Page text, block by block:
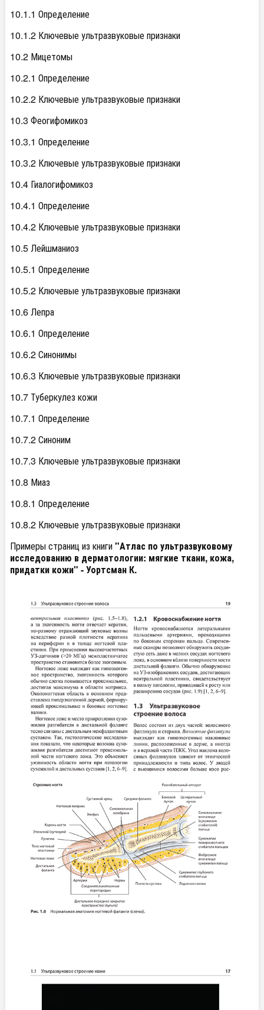
10.1.1 Определение
10.1.2 Ключевые ультразвуковые признаки
10.2 Мицетомы
10.2.1 Определение
10.2.2 Ключевые ультразвуковые признаки
10.3 Феогифомикоз
10.3.1 Определение
10.3.2 Ключевые ультразвуковые признаки
10.4 Гиалогифомикоз
10.4.1 Определение
10.4.2 Ключевые ультразвуковые признаки
10.5 Лейшманиоз
10.5.1 Определение
10.5.2 Ключевые ультразвуковые признаки
10.6 Лепра
10.6.1 Определение
10.6.2 Синонимы
10.6.3 Ключевые ультразвуковые признаки
10.7 Туберкулез кожи
10.7.1 Определение
10.7.2 Синоним
10.7.3 Ключевые ультразвуковые признаки
10.8 Миаз
10.8.1 Определение
10.8.2 Ключевые ультразвуковые признаки
Примеры страниц из книги"Атлас по ультразвуковому
исследованию в дерматологии: мягкие ткани, кожа,
придатки кожи" - Уортсман К.